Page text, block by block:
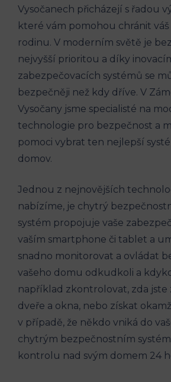
Vysočanech přicházejí s řadou
které vám pomohou chránit váš
rodinu. V moderním světě je
nejvyšší prioritou a díky
zabezpečovacích systémů se
bezpečněji než kdy dříve. V
Vysočany jsme specialisté na
technologie pro bezpečnost a
pomoci vybrat ten nejlepší
domov.
Jednou z nejnovějších
nabízíme, je chytrý
systém propojuje vaše
vaším smartphone či tablet a
snadno monitorovat a ovládat
vašeho domu odkudkoli a
například zkontrolovat, zda jste
dveře a okna, nebo získat
v případě, že někdo vniká do
chytrým bezpečnostním
kontrolu nad svým domem 24